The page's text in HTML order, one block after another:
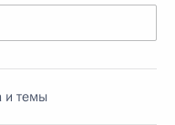
и темы